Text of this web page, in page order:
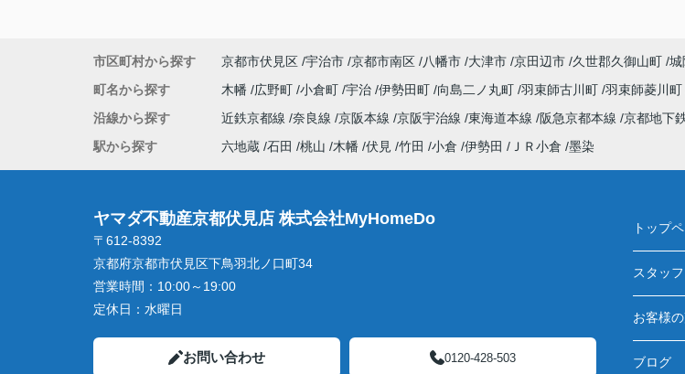
市区町村から探す 京都市伏見区 宇治市 京都市南区 八幡市 大津市 京田辺市 久世郡久御山町 城
町名から探す
木幡 広野町 小倉町 宇治 伊勢田町 向島二ノ丸町 羽束師古川町 羽束師菱川町
沿線から探す
近鉄京都線 奈良線 京阪本線 京阪宇治線 東海道本線 阪急京都本線 京都地下
駅から探す
六地蔵 石田 桃山 木幡 伏見 竹田 小倉 伊勢田 ＪＲ小倉 墨染
ヤマダ不動産京都伏見店 株式会社MyHomeDo
〒612-8392
京都府京都市伏見区下鳥羽北ノ口町34
営業時間： 10:00～19:00
定休日： 水曜日
お問い合わせ 0120-428-503
トップ
スタッフ
お客様
ブログ